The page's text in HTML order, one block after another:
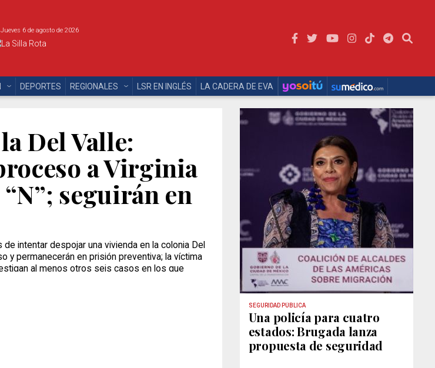
Jueves 6 de agosto de 2026
DEPORTES REGIONALES LSR EN INGLÉS LA CADERA DE EVA
Del Valle:
a Virginia
seguirán en
de intentar despojar una vivienda en la colonia Del
y permanecerán en prisión preventiva; la víctima
al menos otros seis casos en los que
SEGURIDAD PÚBLICA
Una policía para cuatro
estados: Brugada lanza
propuesta de seguridad